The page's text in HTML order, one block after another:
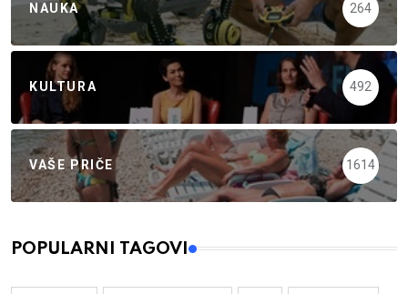
NAUKA 264
KULTURA 492
VAŠE PRIČE 1614
POPULARNI TAGOVI